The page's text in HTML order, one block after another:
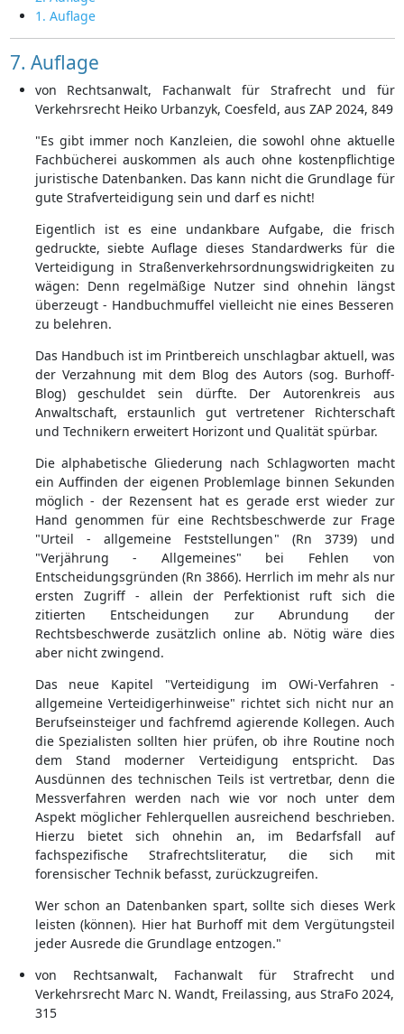
1. Auflage
7. Auflage
von Rechtsanwalt, Fachanwalt für Strafrecht und für
Verkehrsrecht Heiko Urbanzyk, Coesfeld, aus ZAP 2024, 849
"Es gibt immer noch Kanzleien, die sowohl ohne aktuelle
Fachbücherei auskommen als auch ohne kostenpflichtige
juristische Datenbanken. Das kann nicht die Grundlage für
gute Strafverteidigung sein und darf es nicht!
Eigentlich ist es eine undankbare Aufgabe, die frisch
gedruckte, siebte Auflage dieses Standardwerks für die
Verteidigung in Straßenverkehrsordnungswidrigkeiten zu
wägen: Denn regelmäßige Nutzer sind ohnehin längst
überzeugt - Handbuchmuffel vielleicht nie eines Besseren
zu belehren.
Das Handbuch ist im Printbereich unschlagbar aktuell, was
der Verzahnung mit dem Blog des Autors (sog. Burhoff-
Blog) geschuldet sein dürfte. Der Autorenkreis aus
Anwaltschaft, erstaunlich gut vertretener Richterschaft
und Technikern erweitert Horizont und Qualität spürbar.
Die alphabetische Gliederung nach Schlagworten macht
ein Auffinden der eigenen Problemlage binnen Sekunden
möglich - der Rezensent hat es gerade erst wieder zur
Hand genommen für eine Rechtsbeschwerde zur Frage
"Urteil - allgemeine Feststellungen" (Rn 3739) und
"Verjährung - Allgemeines" bei Fehlen von
Entscheidungsgründen (Rn 3866). Herrlich im mehr als nur
ersten Zugriff - allein der Perfektionist ruft sich die
zitierten Entscheidungen zur Abrundung der
Rechtsbeschwerde zusätzlich online ab. Nötig wäre dies
aber nicht zwingend.
Das neue Kapitel "Verteidigung im OWi-Verfahren -
allgemeine Verteidigerhinweise" richtet sich nicht nur an
Berufseinsteiger und fachfremd agierende Kollegen. Auch
die Spezialisten sollten hier prüfen, ob ihre Routine noch
dem Stand moderner Verteidigung entspricht. Das
Ausdünnen des technischen Teils ist vertretbar, denn die
Messverfahren werden nach wie vor noch unter dem
Aspekt möglicher Fehlerquellen ausreichend beschrieben.
Hierzu bietet sich ohnehin an, im Bedarfsfall auf
fachspezifische Strafrechtsliteratur, die sich mit
forensischer Technik befasst, zurückzugreifen.
Wer schon an Datenbanken spart, sollte sich dieses Werk
leisten (können). Hier hat Burhoff mit dem Vergütungsteil
jeder Ausrede die Grundlage entzogen."
von Rechtsanwalt, Fachanwalt für Strafrecht und
Verkehrsrecht Marc N. Wandt, Freilassing, aus StraFo 2024,
315